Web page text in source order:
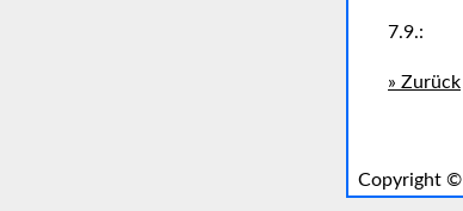
7.9.:
» Zurück
Copyright ©